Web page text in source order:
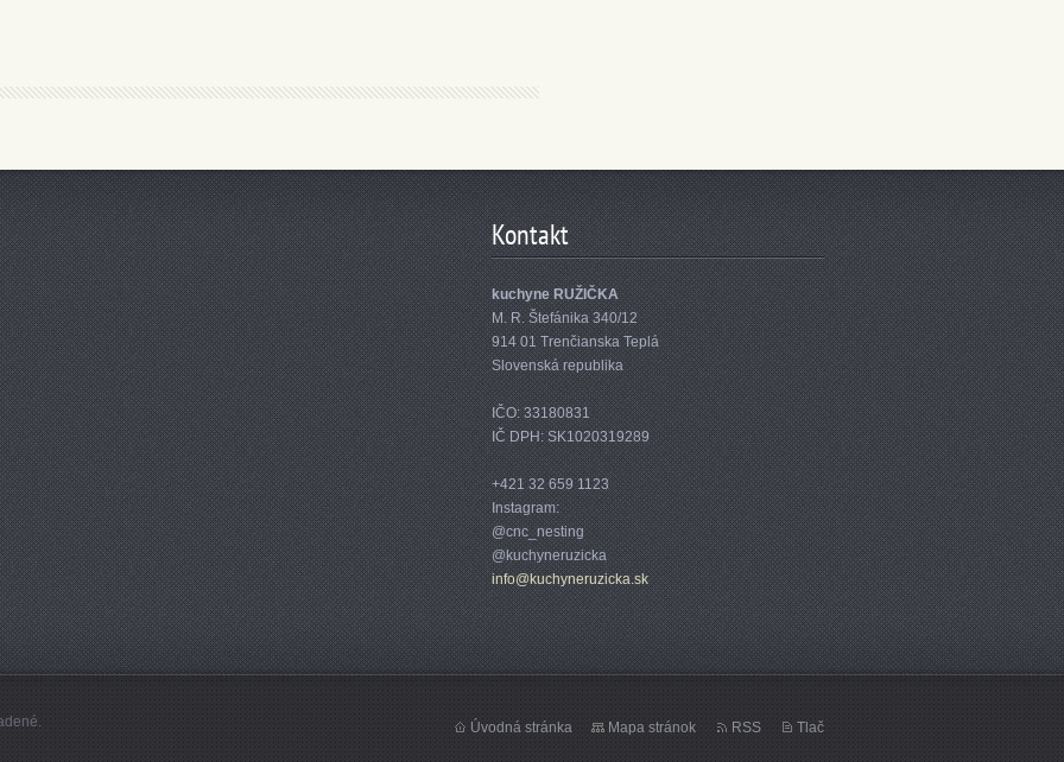
Kontakt
kuchyne RUŽIČKA
M. R. Štefánika 340/12
914 01 Trenčianska Teplá
Slovenská republika
IČO: 33180831
IČ DPH: SK1020319289
+421 32 659 1123
Instagram:
@cnc_nesting
@kuchyneruzicka
info@kuchyneruzicka.sk
Úvodná stránka Mapa stránok RSS Tlač